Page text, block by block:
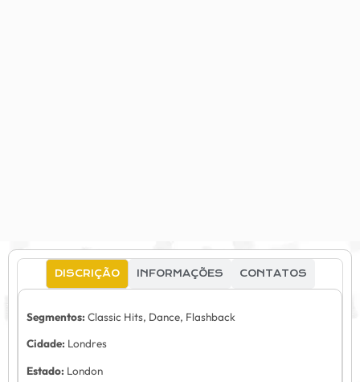
DISCRIÇÃO INFORMAÇÕES CONTATOS
Segmentos: Classic Hits, Dance, Flashback
Cidade: Londres
Estado: London